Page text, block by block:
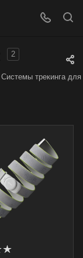
2
Системы трекинга для